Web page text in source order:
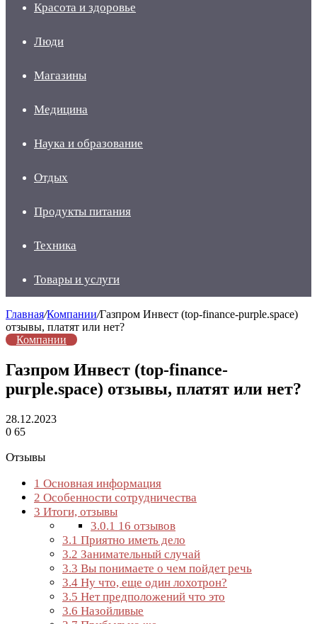
Красота и здоровье
Люди
Магазины
Медицина
Наука и образование
Отдых
Продукты питания
Техника
Товары и услуги
Главная/Компании/Газпром Инвест (top-finance-purple.space)
отзывы, платят или нет?
Компании
Газпром Инвест (top-finance-
purple.space) отзывы, платят или нет?
28.12.2023
0 65
Отзывы
1 Основная информация
2 Особенности сотрудничества
3 Итоги, отзывы
3.0.1 16 отзывов
3.1 Приятно иметь дело
3.2 Занимательный случай
3.3 Вы понимаете о чем пойдет речь
3.4 Ну что, еще один лохотрон?
3.5 Нет предположений что это
3.6 Назойливые